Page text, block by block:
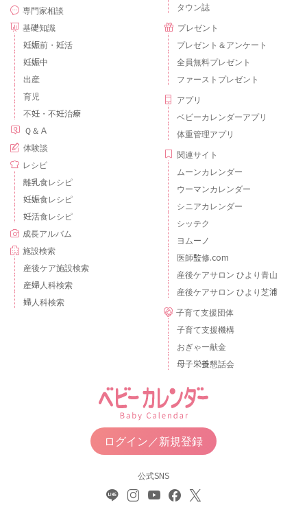
専門家相談
基礎知識
妊娠前・妊活
妊娠中
出産
育児
不妊・不妊治療
Ｑ＆Ａ
体験談
レシピ
離乳食レシピ
妊娠食レシピ
妊活食レシピ
成長アルバム
施設検索
産後ケア施設検索
産婦人科検索
婦人科検索
タウン誌
プレゼント
プレゼント＆アンケート
全員無料プレゼント
ファーストプレゼント
アプリ
ベビーカレンダーアプリ
体重管理アプリ
関連サイト
ムーンカレンダー
ウーマンカレンダー
シニアカレンダー
シッテク
ヨムーノ
医師監修.com
産後ケアサロン ひより青山
産後ケアサロン ひより芝浦
子育て支援団体
子育て支援機構
おぎゃー献金
母子栄養懇話会
ログイン／新規登録
公式SNS